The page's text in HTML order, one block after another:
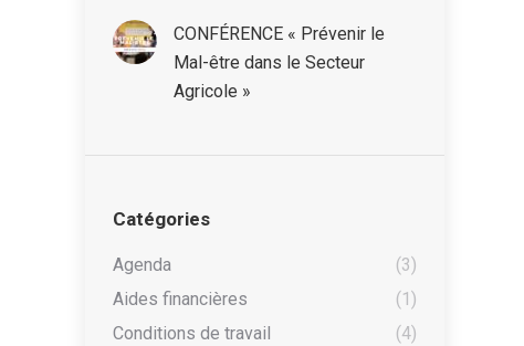
CONFÉRENCE « Prévenir le
Mal-être dans le Secteur
Agricole »
Catégories
Agenda
(3)
Aides financières
(1)
Conditions de travail
(4)